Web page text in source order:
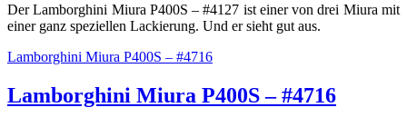
Der Lamborghini Miura P400S – #4127 ist einer von drei Miura mit
einer ganz speziellen Lackierung. Und er sieht gut aus.
Lamborghini Miura P400S – #4716
Lamborghini Miura P400S – #4716